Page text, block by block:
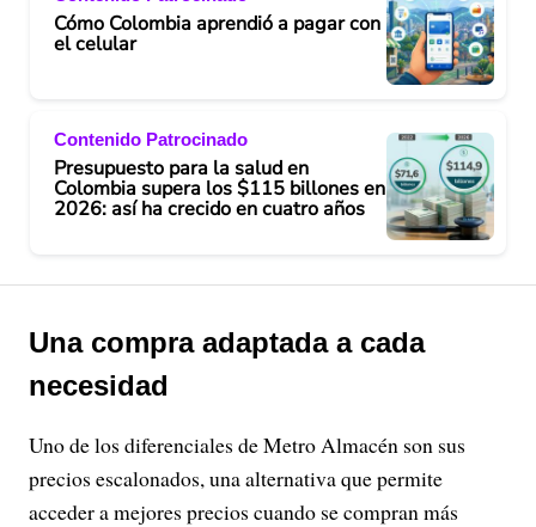
Cómo Colombia aprendió a pagar con
el celular
Contenido Patrocinado
Presupuesto para la salud en
Colombia supera los $115 billones en
2026: así ha crecido en cuatro años
Una compra adaptada a cada
necesidad
Uno de los diferenciales de Metro Almacén son sus
precios escalonados, una alternativa que permite
acceder a mejores precios cuando se compran más